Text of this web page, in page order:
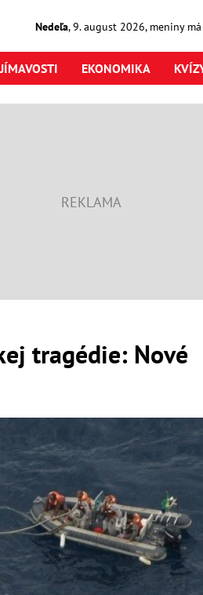
Nedeľa,9. august2026, meniny má
EKONOMIKA
tragédie: Nové